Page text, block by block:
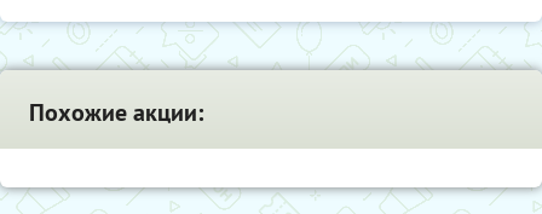
Похожие акции: